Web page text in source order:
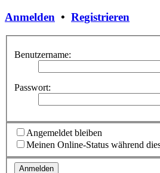
Anmelden • Registrieren
Benutzername:
Passwort:
Angemeldet bleiben
Meinen Online-Status während